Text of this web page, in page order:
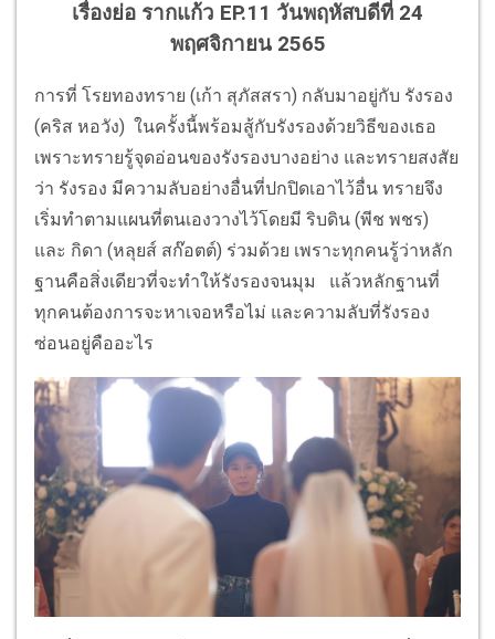
เรื่องย่อ รากแก้ว EP.11 วันพฤหัสบดีที่ 24
พฤศจิกายน 2565
การที่ โรยทองทราย (เก้า สุภัสสรา) กลับมาอยู่กับ รังรอง
(คริส หอวัง) ในครั้งนี้พร้อมสู้กับรังรองด้วยวิธีของเธอ
เพราะทรายรู้จุดอ่อนของรังรองบางอย่าง และทรายสงสัย
ว่า รังรอง มีความลับอย่างอื่นที่ปกปิดเอาไว้อื่น ทรายจึง
เริ่มทำตามแผนที่ตนเองวางไว้โดยมี ริบดิน (พีช พชร)
และ กิดา (หลุยส์ สก๊อตต์) ร่วมด้วย เพราะทุกคนรู้ว่าหลัก
ฐานคือสิ่งเดียวที่จะทำให้รังรองจนมุม แล้วหลักฐานที่
ทุกคนต้องการจะหาเจอหรือไม่ และความลับที่รังรอง
ซ่อนอยู่คืออะไร